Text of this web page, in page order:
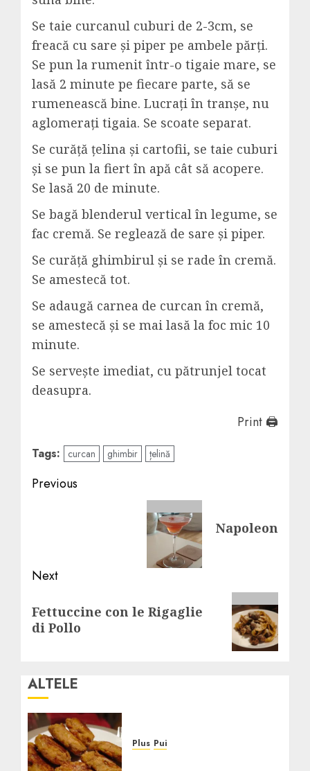
Se taie curcanul cuburi de 2-3cm, se
freacă cu sare și piper pe ambele părți.
Se pun la rumenit într-o tigaie mare, se
lasă 2 minute pe fiecare parte, să se
rumenească bine. Lucrați în tranșe, nu
aglomerați tigaia. Se scoate separat.
Se curăță țelina și cartofii, se taie cuburi
și se pun la fiert în apă cât să acopere.
Se lasă 20 de minute.
Se bagă blenderul vertical în legume, se
fac cremă. Se reglează de sare și piper.
Se curăță ghimbirul și se rade în cremă.
Se amestecă tot.
Se adaugă carnea de curcan în cremă,
se amestecă și se mai lasă la foc mic 10
minute.
Se servește imediat, cu pătrunjel tocat
deasupra.
Print 🖨
Tags: curcan ghimbir țelină
Post
Previous
Napoleon
Next
post:
Fettuccine con le Rigaglie
di Pollo
ALTELE
Plus Pui